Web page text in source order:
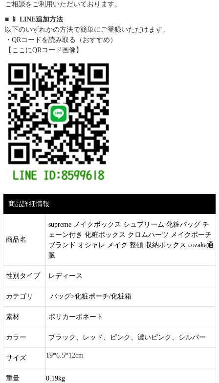
ご相談をご利用いただいております。
■ 📱 LINE追加方法
以下のいずれかの方法で簡単にご登録いただけます。
・QRコードを読み取る（おすすめ）
【ここにQRコード画像】
商品詳細情報
商品名
supreme メイクボックス シュプリーム 化粧バッグ チ
ェーン付き 化粧ボックス クロムハーツ メイクポーチ
ブランド オシャレ メイク 整頓 収納ボックス cozaka通
販
性別タイプ レディース
カテゴリ バッグ>化粧ポーチ/化粧箱
素材 ポリカーボネート
カラー ブラック、レッド、ピンク、濃いピンク、シルバー
サイズ 19*6.5*12cm
重量 0.19kg